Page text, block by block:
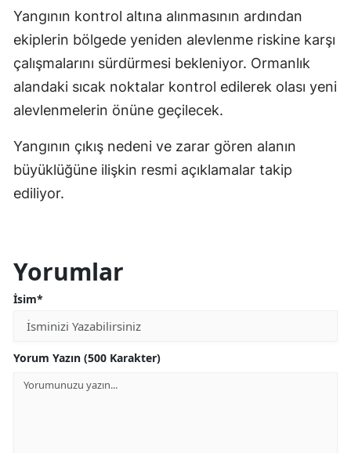
Yangının kontrol altına alınmasının ardından
ekiplerin bölgede yeniden alevlenme riskine karşı
çalışmalarını sürdürmesi bekleniyor. Ormanlık
alandaki sıcak noktalar kontrol edilerek olası yeni
alevlenmelerin önüne geçilecek.
Yangının çıkış nedeni ve zarar gören alanın
büyüklüğüne ilişkin resmi açıklamalar takip
ediliyor.
Yorumlar
İsim*
Yorum Yazın (500 Karakter)